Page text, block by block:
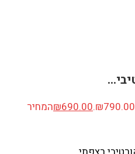
₪690.00 המחיר